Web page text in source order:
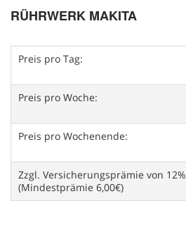
RÜHRWERK MAKITA
Preis pro Tag:
Preis pro Woche:
Preis pro Wochenende:
Zzgl. Versicherungsprämie von 12%
(Mindestprämie 6,00€)